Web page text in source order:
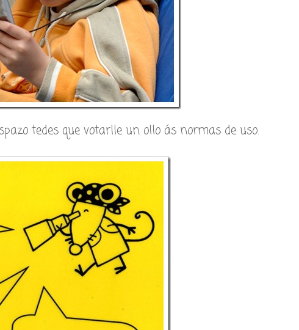
tedes que votarlle un ollo ás normas de uso.